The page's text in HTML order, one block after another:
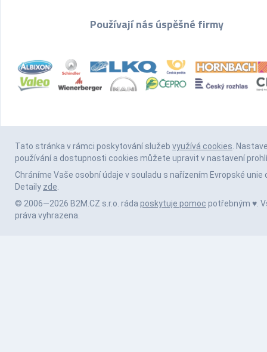
Používají nás úspěšné firmy
Tato stránka v rámci poskytování služeb využívá cookies.
používání a dostupnosti cookies můžete upravit v nastavení
Chráníme Vaše osobní údaje v souladu s nařízením Evropské unie
Detaily zde.
© 2006—2026 B2M.CZ s.r.o. ráda poskytuje pomoc potřebným ♥️.
práva vyhrazena.